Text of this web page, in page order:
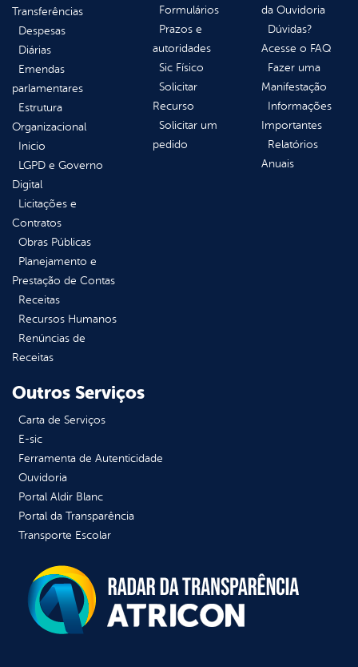
Transferências
Despesas
Diárias
Emendas
parlamentares
Estrutura
Organizacional
Inicio
LGPD e Governo
Digital
Licitações e
Contratos
Obras Públicas
Planejamento e
Prestação de Contas
Receitas
Recursos Humanos
Renúncias de
Receitas
Formulários
Prazos e
autoridades
Sic Físico
Solicitar
Recurso
Solicitar um
pedido
da Ouvidoria
Dúvidas?
Acesse o FAQ
Fazer uma
Manifestação
Informações
Importantes
Relatórios
Anuais
Outros Serviços
Carta de Serviços
E-sic
Ferramenta de Autenticidade
Ouvidoria
Portal Aldir Blanc
Portal da Transparência
Transporte Escolar